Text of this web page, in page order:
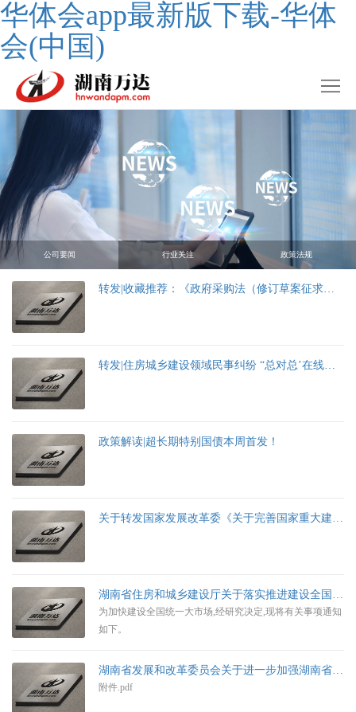
华体会app最新版下载-华体
会(中国)
公司要闻 行业关注 政策法规
转发|收藏推荐：《政府采购法（修订草案征求意见稿）》25处新鲜解读！
转发|住房城乡建设领域民事纠纷 “总对总’在线诉调对接机制十问十答
政策解读|超长期特别国债本周首发！
为加快建设全国统一大市场,经研究决定,现将有关事项通知
如下。
湖南省发展和改革委员会关于进一步加强湖南省综合评标专家库和评标专家管理的通知
附件.pdf